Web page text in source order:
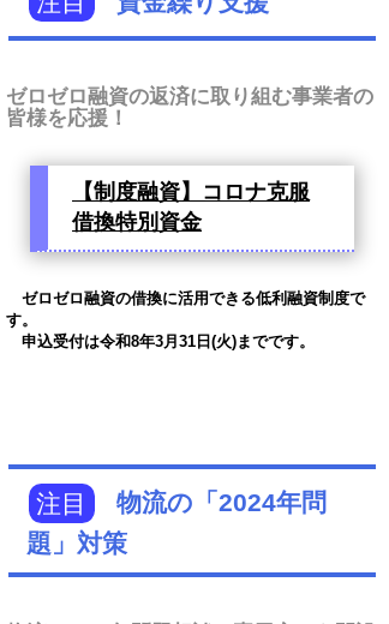
ゼロゼロ融資の返済に取り組む事業者の
皆様を応援！
【制度融資】コロナ克服
借換特別資金
ゼロゼロ融資の借換に活用できる低利融資制度で
す。
申込受付は令和8年3月31日(火)までです。
注目
物流の「2024年問
題」対策